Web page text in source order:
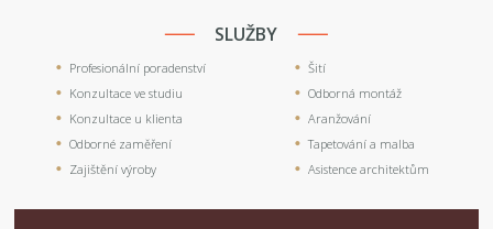
SLUŽBY
Profesionální poradenství
Konzultace ve studiu
Konzultace u klienta
Odborné zaměření
Zajištění výroby
Šití
Odborná montáž
Aranžování
Tapetování a malba
Asistence architektům